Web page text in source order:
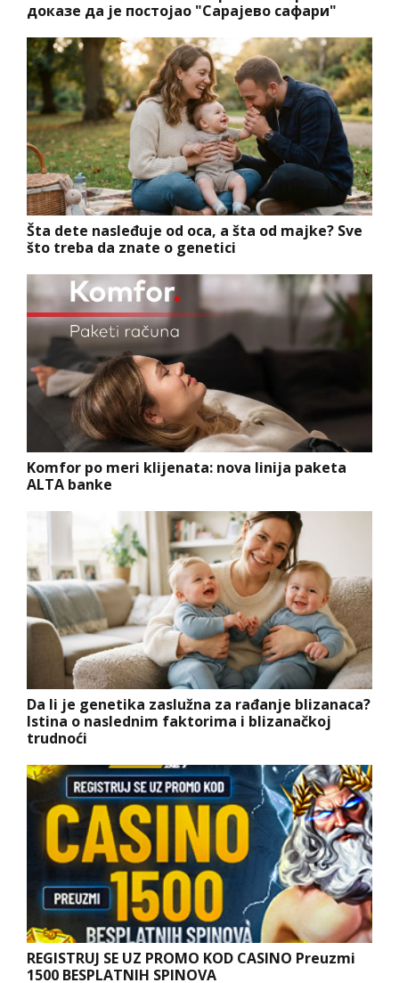
доказе да је постојао "Сарајево сафари"
Šta dete nasleđuje od oca, a šta od majke? Sve
što treba da znate o genetici
Komfor po meri klijenata: nova linija paketa
ALTA banke
Da li je genetika zaslužna za rađanje blizanaca?
Istina o naslednim faktorima i blizanačkoj
trudnoći
REGISTRUJ SE UZ PROMO KOD CASINO Preuzmi
1500 BESPLATNIH SPINOVA